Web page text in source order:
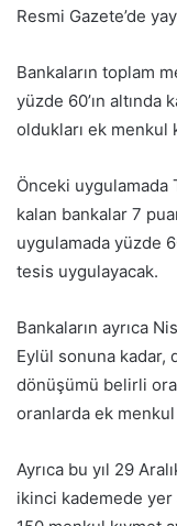
Resmi Gazete’de
Bankaların toplam
yüzde 60’ın altında
oldukları ek menkul
Önceki uygulamada
kalan bankalar 7
uygulamada yüzde
tesis uygulayacak.
Bankaların ayrıca
Eylül sonuna kadar,
dönüşümü belirli
oranlarda ek
Ayrıca bu yıl 29
ikinci kademede